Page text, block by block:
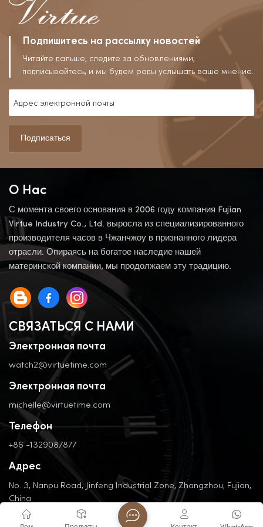
Подпишитесь на рассылку новостей
Читайте дальше, следите за обновлениями,
подписывайтесь, и мы будем рады услышать ваше мнение.
Подписаться
О Нас
С момента своего основания в 2006 году компания Fujian
Virtue Industry Co., Ltd. выросла из специализированного
производителя часов в Чжанчжоу в признанного лидера
отрасли. Опираясь на богатое наследие нашей
материнской компании, мы продолжаем эту традицию.
СВЯЗАТЬСЯ С НАМИ
Электронная почта
watch2@virtuetime.com
Электронная почта
michelle@virtuetime.com
Телефон
+86 -1329087877
Адрес
No. 3, Nanpu Road, Jinfeng Industrial Zone, Zhangzhou, Fujian,
China